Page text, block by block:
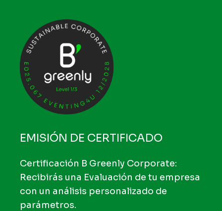
EMISIÓN DE CERTIFICADO
Certificación B Greenly Corporate:
Recibirás una Evaluación de tu empresa
con un análisis personalizado de
parámetros.